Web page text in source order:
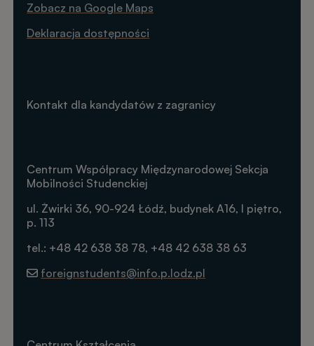
Zobacz na Google Maps
Deklaracja dostępności
Kontakt dla kandydatów z zagranicy
Centrum Współpracy Międzynarodowej Sekcja
Mobilności Studenckiej
ul. Żwirki 36, 90-924 Łódź, budynek A16, I piętro,
p. 113
tel.: +48 42 638 38 78, +48 42 638 38 63
foreignstudents@info.p.lodz.pl